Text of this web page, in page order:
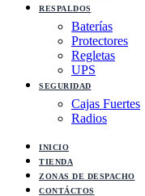
RESPALDOS
Baterías
Protectores
Regletas
UPS
SEGURIDAD
Cajas Fuertes
Radios
INICIO
TIENDA
ZONAS DE DESPACHO
CONTÁCTOS